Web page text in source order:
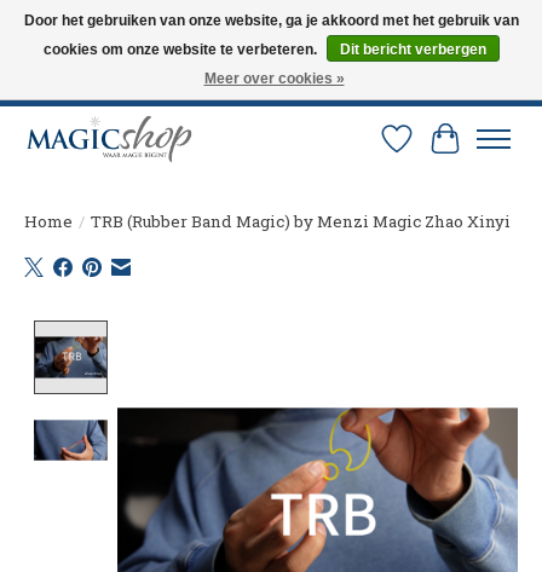
Altijd de nieuwste trucs op voorraad. Snelle verzending via PostNL en DHL.
Langskomen in onze winkel? Bel of mail om een afspraak te maken. 0251-
Verlanglijst
Home / TRB (Rubber Band Magic) by Menzi Magic Zhao Xinyi
Door het gebruiken van onze website, ga je akkoord met het gebruik van
cookies om onze website te verbeteren.
Dit bericht verbergen
Meer over cookies »